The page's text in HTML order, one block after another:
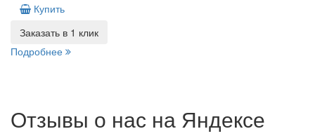
Купить
Заказать в 1 клик
Подробнее
Отзывы о нас на Яндексе